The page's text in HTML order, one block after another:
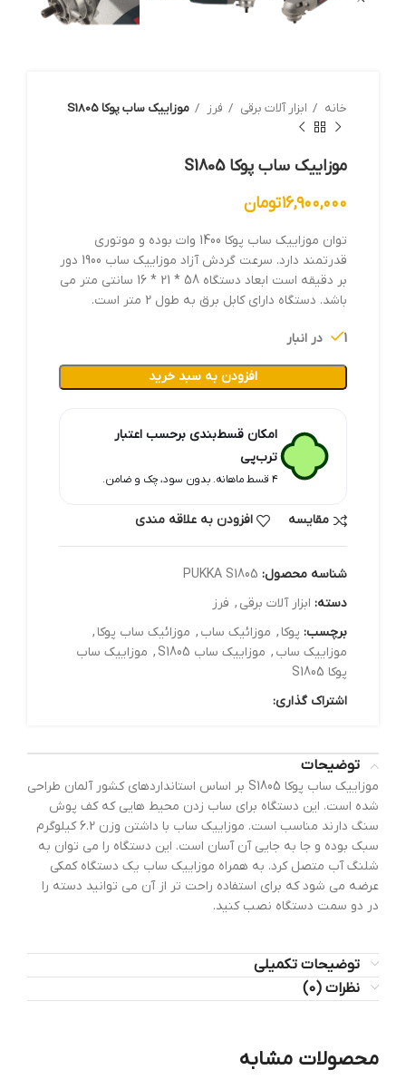
خانه ابزار آلات برقي فرز موزاییک ساب پوکا S1805
موزاییک ساب پوکا S1805
۱۶,۹۰۰,۰۰۰تومان
توان موزاییک ساب پوکا 1400 وات بوده و موتوری
قدرتمند دارد. سرعت گردش آزاد موزاییک ساب 1900 دور
بر دقیقه است ابعاد دستگاه 58 * 21 * 16 سانتی‌ متر می
باشد. دستگاه دارای کابل برق به طول 2 متر است.
1 در انبار
افزودن به سبد خرید
امکان قسط‌بندی برحسب اعتبار
ترب‌پی
۴ قسط ماهانه. بدون سود، چک و ضامن.
مقایسه افزودن به علاقه مندی
شناسه محصول: PUKKA S1805
دسته: ابزار آلات برقي , فرز
برچسب: پوکا , موزائیک ساب , موزائیک ساب پوکا ,
موزاییک ساب , موزاییک ساب S1805 , موزاییک ساب
پوکا S1805
اشتراک گذاری:
توضیحات
موزاییک ساب پوکا S1805 بر اساس استانداردهای کشور آلمان طراحی
شده است. این دستگاه برای ساب زدن محیط هایی که کف پوش
سنگ دارند مناسب است. موزاییک ساب با داشتن وزن 6.2 کیلوگرم
سبک بوده و جا به جایی آن آسان است. این دستگاه را می توان به
شلنگ آب متصل کرد. به همراه موزاییک ساب یک دستگاه کمکی
عرضه می شود که برای استفاده راحت تر از آن می توانید دسته را
در دو سمت دستگاه نصب کنید.
توضیحات تکمیلی
نظرات (0)
محصولات مشابه